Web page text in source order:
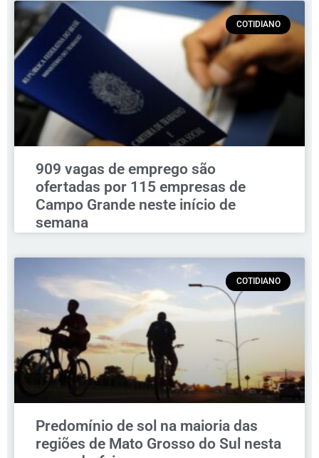
COTIDIANO
909 vagas de emprego são
ofertadas por 115 empresas de
Campo Grande neste início de
semana
COTIDIANO
Predomínio de sol na maioria das
regiões de Mato Grosso do Sul nesta